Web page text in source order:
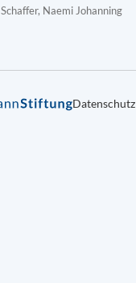
Schaffer, Naemi Johanning
Datenschutz